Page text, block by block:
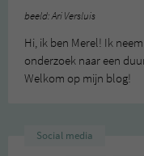
beeld: Ari Versluis
Hi, ik ben Merel! Ik
onderzoek naar een
Welkom op mijn blog!
Social media